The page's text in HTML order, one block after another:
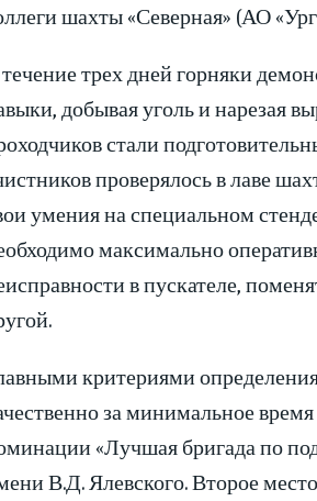
шахты «Северная» (АО
трех дней горняки
добывая уголь и нарезая
стали
проверялось в лаве
умения на специальном
максимально
в пускателе,
критериями
за минимальное
«Лучшая бригада по
В.Д. Ялевского. Второе